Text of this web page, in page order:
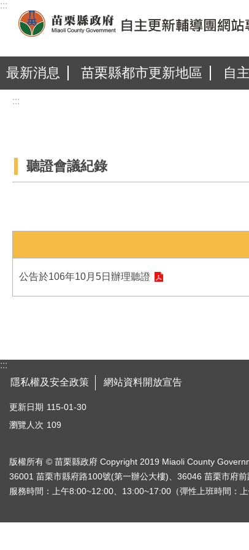
跳到主要內容區塊
:::
最新消息 苗栗縣都市更新地區 自
:::
聽證會議紀錄
公告於106年10月5日辦理聽證
:::
隱私權及安全政策
網站資料開放宣告
更新日期 115-01-30
瀏覽人次 109
版權所有 © 苗栗縣政府 Copyright 2019 Miaoli County
36001 苗栗市縣府路100號(第一辦公大樓)、36046 苗栗市府
服務時間：上午8:00~12:00、13:00~17:00（彈性上班時間：上